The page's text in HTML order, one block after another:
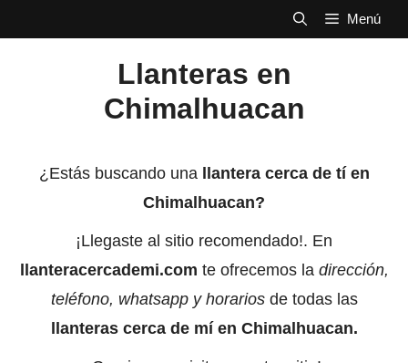
al
Menú
Llanteras en
Chimalhuacan
¿Estás buscando unallantera cerca de tí en
Chimalhuacan?
¡Llegaste al sitio recomendado!. En
llanteracercademi.com te ofrecemos la dirección,
teléfono, whatsapp y horariosde todas las
llanteras cerca de mí en Chimalhuacan.